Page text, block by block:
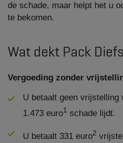
de schade, maar helpt het u
te bekomen.
Wat dekt Pack
Vergoeding zonder
U betaalt geen vrijstelling
1.473 euro1 schade lijdt.
U betaalt 331 euro2